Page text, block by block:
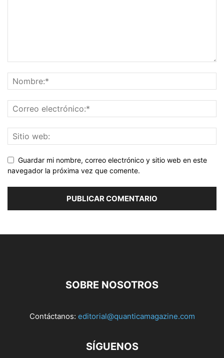
Guardar mi nombre, correo electrónico y sitio web en este
navegador la próxima vez que comente.
SOBRE NOSOTROS
Contáctanos: editorial@quanticamagazine.com
SÍGUENOS